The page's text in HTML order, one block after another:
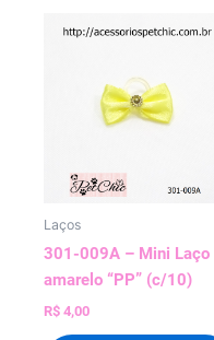
Laços
301-009A – Mini Laço
amarelo “PP” (c/10)
R$ 4,00